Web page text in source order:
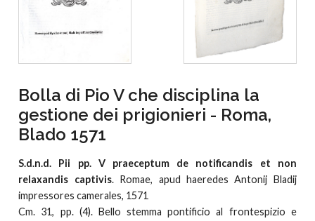
Bolla di Pio V che disciplina la
gestione dei prigionieri - Roma,
Blado 1571
S.d.n.d. Pii pp. V praeceptum de notificandis et non
relaxandis captivis. Romae, apud haeredes Antonij Bladij
impressores camerales, 1571
Cm. 31, pp. (4). Bello stemma pontificio al frontespizio e